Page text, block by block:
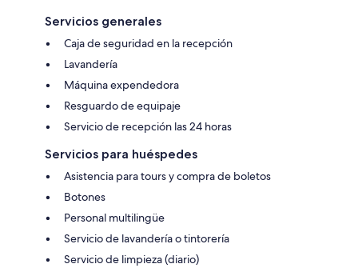
Servicios generales
Caja de seguridad en la recepción
Lavandería
Máquina expendedora
Resguardo de equipaje
Servicio de recepción las 24 horas
Servicios para huéspedes
Asistencia para tours y compra de boletos
Botones
Personal multilingüe
Servicio de lavandería o tintorería
Servicio de limpieza (diario)